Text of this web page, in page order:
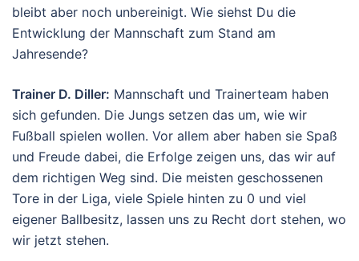
bleibt aber noch unbereinigt. Wie siehst Du die
Entwicklung der Mannschaft zum Stand am
Jahresende?
Trainer D. Diller: Mannschaft und Trainerteam haben
sich gefunden. Die Jungs setzen das um, wie wir
Fußball spielen wollen. Vor allem aber haben sie Spaß
und Freude dabei, die Erfolge zeigen uns, das wir auf
dem richtigen Weg sind. Die meisten geschossenen
Tore in der Liga, viele Spiele hinten zu 0 und viel
eigener Ballbesitz, lassen uns zu Recht dort stehen, wo
wir jetzt stehen.